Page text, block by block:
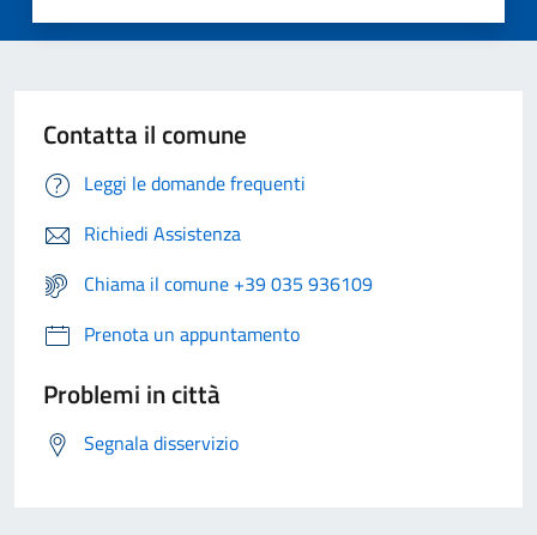
Contatta il comune
Leggi le domande frequenti
Richiedi Assistenza
Chiama il comune +39 035 936109
Prenota un appuntamento
Problemi in città
Segnala disservizio